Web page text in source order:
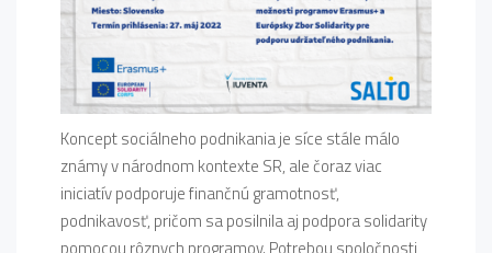
Koncept sociálneho podnikania je síce stále málo
známy v národnom kontexte SR, ale čoraz viac
iniciatív podporuje finančnú gramotnosť,
podnikavosť, pričom sa posilnila aj podpora solidarity